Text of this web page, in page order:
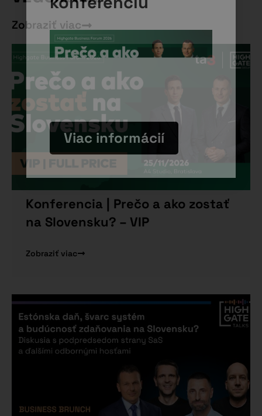
Zobraziť viac
Konferencia | Prečo a ako zostať
na Slovensku? – VIP
Zobraziť viac
Viac informácií